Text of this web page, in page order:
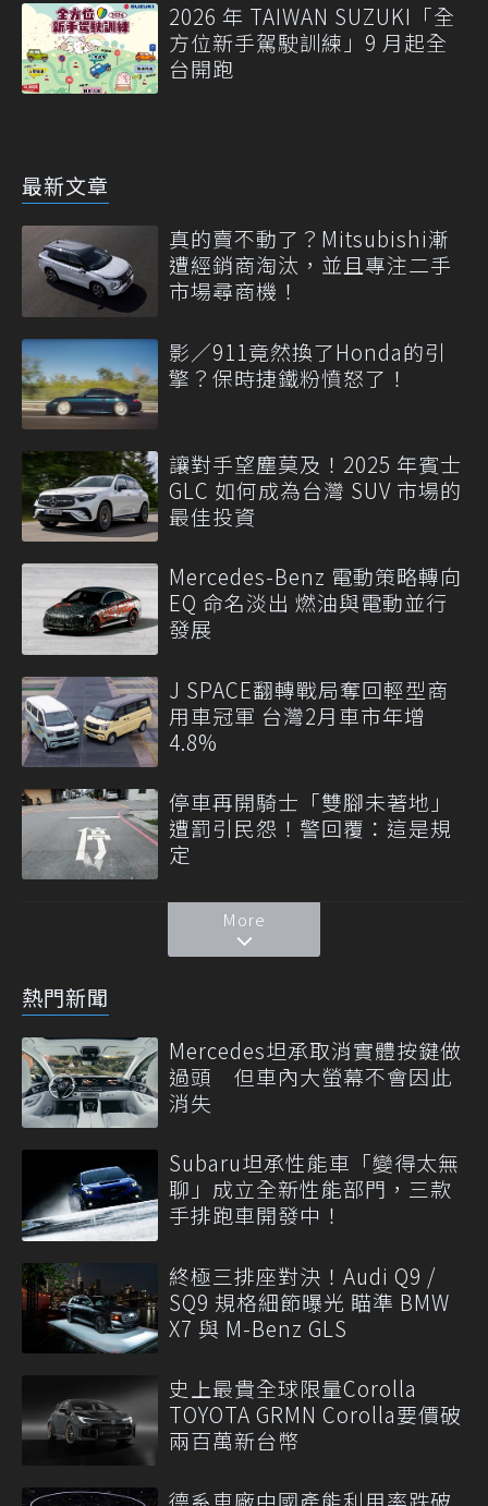
2026 年 TAIWAN SUZUKI「全
方位新手駕駛訓練」9 月起全
台開跑
最新文章
真的賣不動了？Mitsubishi漸
遭經銷商淘汰，並且專注二手
市場尋商機！
影／911竟然換了Honda的引
擎？保時捷鐵粉憤怒了！
讓對手望塵莫及！2025 年賓士
GLC 如何成為台灣 SUV 市場的
最佳投資
Mercedes-Benz 電動策略轉向
EQ 命名淡出 燃油與電動並行
發展
J SPACE翻轉戰局奪回輕型商
用車冠軍 台灣2月車市年增
4.8%
停車再開騎士「雙腳未著地」
遭罰引民怨！警回覆：這是規
定
More
熱門新聞
Mercedes坦承取消實體按鍵做
過頭 但車內大螢幕不會因此
消失
Subaru坦承性能車「變得太無
聊」成立全新性能部門，三款
手排跑車開發中！
終極三排座對決！Audi Q9 /
SQ9 規格細節曝光 瞄準 BMW
X7 與 M-Benz GLS
史上最貴全球限量Corolla
TOYOTA GRMN Corolla要價破
兩百萬新台幣